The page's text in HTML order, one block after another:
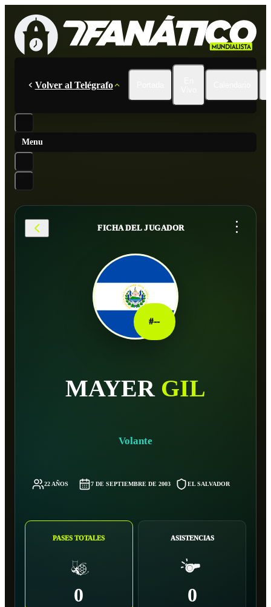
Volver al Telégrafo
Menu
FICHA DEL JUGADOR ...
#--
MAYER GIL
Volante
22 AÑOS 7 DE SEPTIEMBRE DE 2003 EL SALVADOR
PASES TOTALES
0
ASISTENCIAS
0